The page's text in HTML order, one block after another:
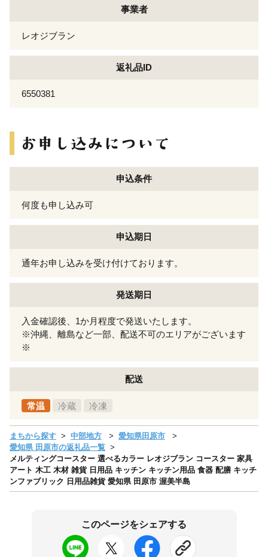
事業者
レオジブラン
返礼品ID
6550381
申込条件
何度も申し込み可
申込期日
通年お申し込みを受け付けております。
発送期日
入金確認後、1か月程度で発送いたします。
※沖縄、離島など一部、配送不可のエリアがございます
※
配送
常温 冷蔵 冷凍
まちから探す 中部地方
愛知県田原市
愛知県 田原市の返礼品一覧
メルティングコースター 選べるカラー レオジブラン コースター 家具
アート 木工 木材 雑貨 日用品 キッチン キッチン用品 食器 配膳 キッチ
ンファブリック 日用品雑貨 愛知県 田原市 渥美半島
このページをシェアする